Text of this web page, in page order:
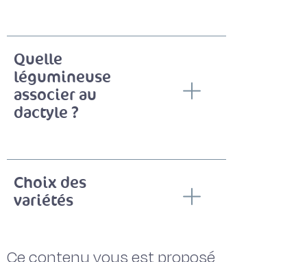
Quelle
légumineuse
associer au
dactyle ?
Choix des
variétés